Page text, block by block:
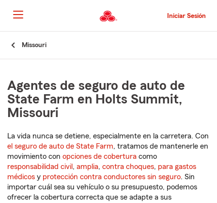
al
contenido
principal
Iniciar Sesión
Missouri
Agentes de seguro de auto de
State Farm en Holts Summit,
Missouri
La vida nunca se detiene, especialmente en la carretera. Con
el seguro de auto de State Farm, tratamos de mantenerle en
movimiento con opciones de cobertura como
responsabilidad civil , amplia, contra choques, para gastos
médicos y protección contra conductores sin seguro. Sin
importar cuál sea su vehículo o su presupuesto, podemos
ofrecer la cobertura correcta que se adapte a sus